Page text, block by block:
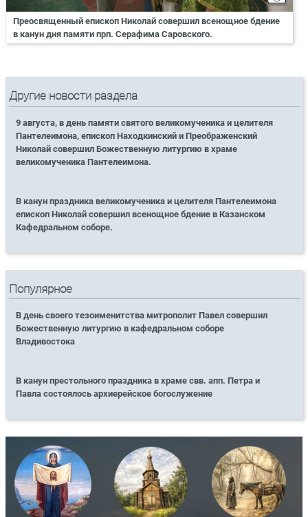
Преосвященный епископ Николай совершил всенощное бдение
в канун дня памяти прп. Серафима Саровского.
Другие новости раздела
9 августа, в день памяти святого великомученика и целителя
Пантелеимона, епископ Находкинский и Преображенский
Николай совершил Божественную литургию в храме
великомученика Пантелеимона.
В канун праздника великомученика и целителя Пантелеимона
епископ Николай совершил всенощное бдение в Казанском
Кафедральном соборе.
Популярное
В день своего тезоименитства митрополит Павел совершил
Божественную литургию в кафедральном соборе
Владивостока
В канун престольного праздника в храме свв. апп. Петра и
Павла состоялось архиерейское богослужение